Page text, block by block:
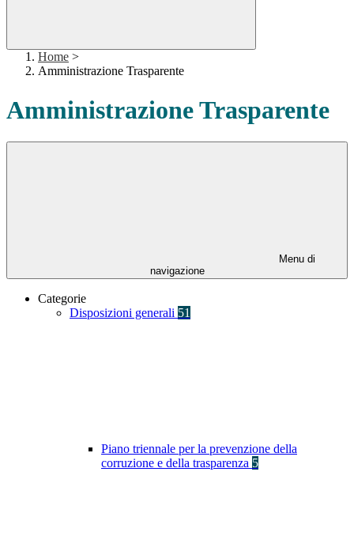
Home >
Amministrazione Trasparente
Amministrazione Trasparente
Menu di
navigazione
Categorie
Disposizioni generali 51
Piano triennale per la prevenzione della
corruzione e della trasparenza 5